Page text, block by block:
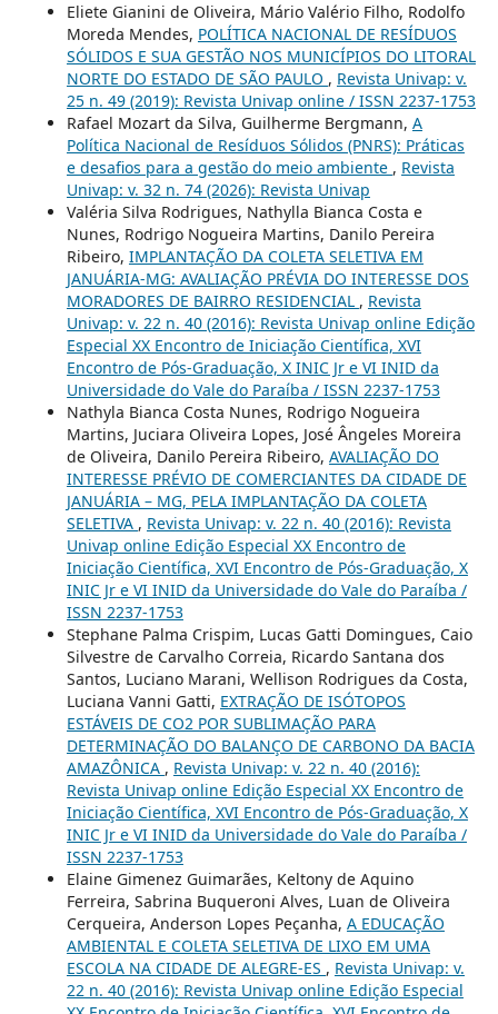
Eliete Gianini de Oliveira, Mário Valério Filho, Rodolfo
Moreda Mendes, POLÍTICA NACIONAL DE RESÍDUOS
SÓLIDOS E SUA GESTÃO NOS MUNICÍPIOS DO LITORAL
NORTE DO ESTADO DE SÃO PAULO , Revista Univap: v.
25 n. 49 (2019): Revista Univap online / ISSN 2237-1753
Rafael Mozart da Silva, Guilherme Bergmann, A
Política Nacional de Resíduos Sólidos (PNRS): Práticas
e desafios para a gestão do meio ambiente , Revista
Univap: v. 32 n. 74 (2026): Revista Univap
Valéria Silva Rodrigues, Nathylla Bianca Costa e
Nunes, Rodrigo Nogueira Martins, Danilo Pereira
Ribeiro, IMPLANTAÇÃO DA COLETA SELETIVA EM
JANUÁRIA-MG: AVALIAÇÃO PRÉVIA DO INTERESSE DOS
MORADORES DE BAIRRO RESIDENCIAL , Revista
Univap: v. 22 n. 40 (2016): Revista Univap online Edição
Especial XX Encontro de Iniciação Científica, XVI
Encontro de Pós-Graduação, X INIC Jr e VI INID da
Universidade do Vale do Paraíba / ISSN 2237-1753
Nathyla Bianca Costa Nunes, Rodrigo Nogueira
Martins, Juciara Oliveira Lopes, José Ângeles Moreira
de Oliveira, Danilo Pereira Ribeiro, AVALIAÇÃO DO
INTERESSE PRÉVIO DE COMERCIANTES DA CIDADE DE
JANUÁRIA – MG, PELA IMPLANTAÇÃO DA COLETA
SELETIVA , Revista Univap: v. 22 n. 40 (2016): Revista
Univap online Edição Especial XX Encontro de
Iniciação Científica, XVI Encontro de Pós-Graduação, X
INIC Jr e VI INID da Universidade do Vale do Paraíba /
ISSN 2237-1753
Stephane Palma Crispim, Lucas Gatti Domingues, Caio
Silvestre de Carvalho Correia, Ricardo Santana dos
Santos, Luciano Marani, Wellison Rodrigues da Costa,
Luciana Vanni Gatti, EXTRAÇÃO DE ISÓTOPOS
ESTÁVEIS DE CO2 POR SUBLIMAÇÃO PARA
DETERMINAÇÃO DO BALANÇO DE CARBONO DA BACIA
AMAZÔNICA , Revista Univap: v. 22 n. 40 (2016):
Revista Univap online Edição Especial XX Encontro de
Iniciação Científica, XVI Encontro de Pós-Graduação, X
INIC Jr e VI INID da Universidade do Vale do Paraíba /
ISSN 2237-1753
Elaine Gimenez Guimarães, Keltony de Aquino
Ferreira, Sabrina Buqueroni Alves, Luan de Oliveira
Cerqueira, Anderson Lopes Peçanha, A EDUCAÇÃO
AMBIENTAL E COLETA SELETIVA DE LIXO EM UMA
ESCOLA NA CIDADE DE ALEGRE-ES , Revista Univap: v.
22 n. 40 (2016): Revista Univap online Edição Especial